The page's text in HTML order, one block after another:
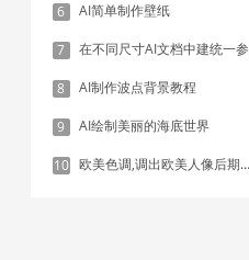
6 AI简单制作壁纸
7 在不同尺寸AI文档中建统一参考线 - 方法1：对齐和分布
8 AI制作波点背景教程
9 AI绘制美丽的海底世界
10 欧美色调,调出欧美人像后期色调实例